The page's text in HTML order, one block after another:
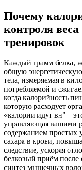
Почему
контроля
тренировок
Каждый грамм белка,
общую
тела, измеряемая в
потребляемой и
когда калорийность
которую расходует
«калории идут вн" –
управляющая вашими
содержанием простых
сахара в крови,
следствие, ускоряя
белковый приём после
синтез мышечных